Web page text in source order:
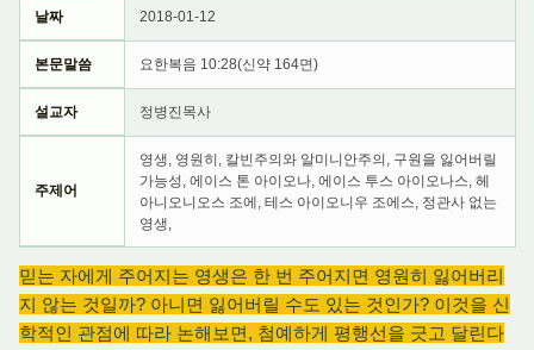
날짜 2018-01-12
본문말씀 요한복음 10:28(신약 164면)
설교자 정병진목사
주제어
영생, 영원히, 칼빈주의와 알미니안주의, 구원을 잃어버릴
가능성, 에이스 톤 아이오나, 에이스 투스 아이오나스, 헤
아니오니오스 조에, 테스 아이오니우 조에스, 정관사 없는
영생,
믿는 자에게 주어지는 영생은 한 번 주어지면 영원히 잃어버리
지 않는 것일까? 아니면 잃어버릴 수도 있는 것인가? 이것을 신
학적인 관점에 따라 논해보면, 첨예하게 평행선을 긋고 달린다